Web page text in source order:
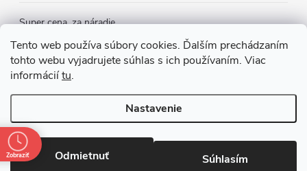
Tento web používa súbory cookies. Ďalším prechádzaním
tohto webu vyjadrujete súhlas s ich používaním. Viac
informáciítu.
Nastavenie
Odmietnuť Súhlasím
Super cena, za náradie.
Copyright 2026Železiarstvo Páleník, s.r.o.. Všetky práva vyhradené.
Upraviť nastavenie cookies
Zobraziť